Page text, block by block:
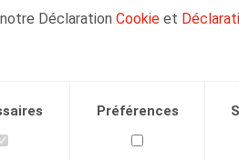
Déclaration Cookie et
Préférences
Facebook
TwitterLinkedinCourriel